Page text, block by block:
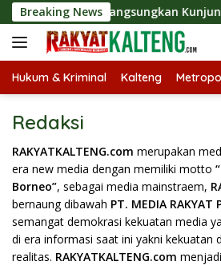
Langsung
ke
konten
Breaking News
Barut Langsungkan Kunjungan
Hukum & Kriminal Kalteng
Redaksi
RAKYATKALTENG.com merupakan
era new media dengan memiliki motto
Borneo”, sebagai media mainstraem,
bernaung dibawah PT. MEDIA RAKYAT
semangat demokrasi kekuatan media
di era informasi saat ini yakni kekuatan
realitas. RAKYATKALTENG.com